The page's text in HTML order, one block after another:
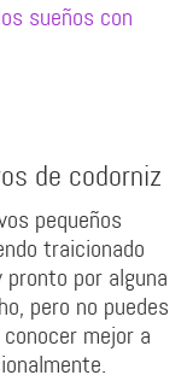
sueños con
de codorniz
pequeños
traicionado
por alguna
pero no puedes
mejor a